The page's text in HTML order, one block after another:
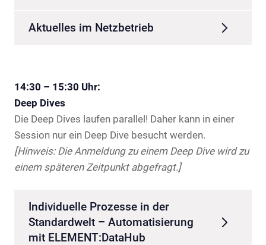
Aktuelles im Netzbetrieb
14:30 – 15:30 Uhr:
Deep Dives
Die Deep Dives laufen parallel! Daher kann in einer
Session nur ein Deep Dive besucht werden.
[Hinweis: Die Anmeldung zu einem Deep Dive wird zu
einem späteren Zeitpunkt abgefragt.]
Individuelle Prozesse in der
Standardwelt – Automatisierung
mit ELEMENT:DataHub